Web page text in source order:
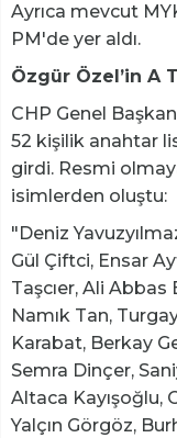
Ayrıca mevcut
PM'de yer aldı.
Özgür Özel’in A
CHP Genel
52 kişilik anahtar
girdi. Resmi
isimlerden oluştu:
"Deniz
Gül Çiftci, Ensar
Taşcıer, Ali Abbas
Namık Tan,
Karabat, Berkay
Semra Dinçer,
Altaca Kayışoğlu,
Yalçın Görgöz,